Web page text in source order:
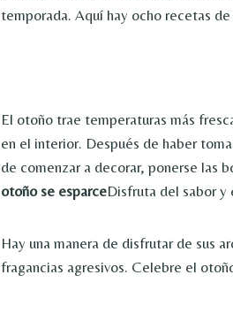
temporada. Aquí hay ocho recetas
El otoño trae temperaturas más
en el interior. Después de haber
de comenzar a decorar, ponerse las
otoño se esparceDisfruta del sabor y
Hay una manera de disfrutar de sus
fragancias agresivos. Celebre el